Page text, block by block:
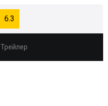
6.3
Трейлер